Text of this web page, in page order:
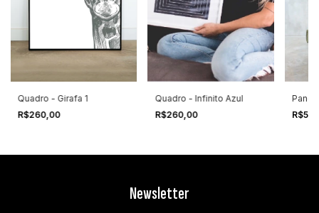
Quadro - Girafa 1
R$260,00
Quadro - Infinito Azul
R$260,00
Newsletter